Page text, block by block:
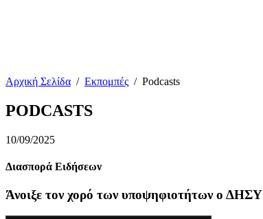
Αρχική Σελίδα / Εκπομπές / Podcasts
PODCASTS
10/09/2025
Διασπορά Ειδήσεων
Άνοιξε τον χορό των υποψηφιοτήτων ο ΔΗΣΥ